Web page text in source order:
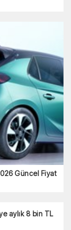
Güncel Fiyat
aylık 8 bin TL